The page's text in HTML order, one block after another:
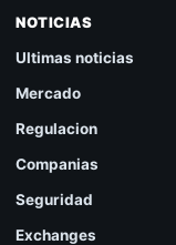
NOTICIAS
Ultimas noticias
Mercado
Regulacion
Companias
Seguridad
Exchanges